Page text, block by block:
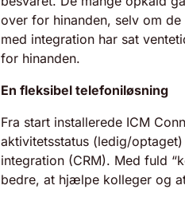
over for hinanden, selv om
med integration har sat
for hinanden.
En fleksibel telefoniløsning
Fra start installerede ICM
aktivitetsstatus (ledig/
integration (CRM). Med fuld
bedre, at hjælpe kolleger og